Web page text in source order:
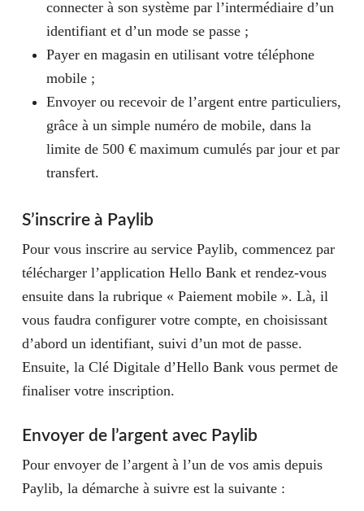
connecter à son système par l’intermédiaire d’un
identifiant et d’un mode se passe ;
Payer en magasin en utilisant votre téléphone
mobile ;
Envoyer ou recevoir de l’argent entre particuliers,
grâce à un simple numéro de mobile, dans la
limite de 500 € maximum cumulés par jour et par
transfert.
S’inscrire à Paylib
Pour vous inscrire au service Paylib, commencez par
télécharger l’application Hello Bank et rendez-vous
ensuite dans la rubrique « Paiement mobile ». Là, il
vous faudra configurer votre compte, en choisissant
d’abord un identifiant, suivi d’un mot de passe.
Ensuite, la Clé Digitale d’Hello Bank vous permet de
finaliser votre inscription.
Envoyer de l’argent avec Paylib
Pour envoyer de l’argent à l’un de vos amis depuis
Paylib, la démarche à suivre est la suivante :